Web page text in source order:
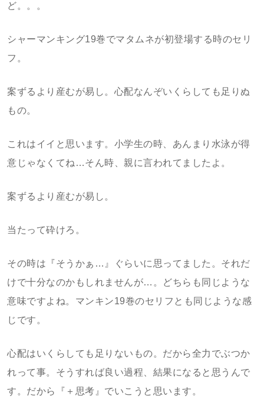
ど。。。
シャーマンキング19巻でマタムネが初登場する時のセリ
フ。
案ずるより産むが易し。心配なんぞいくらしても足りぬ
もの。
これはイイと思います。小学生の時、あんまり水泳が得
意じゃなくてね…そん時、親に言われてましたよ。
案ずるより産むが易し。
当たって砕けろ。
その時は『そうかぁ…』ぐらいに思ってました。それだ
けで十分なのかもしれませんが…。どちらも同じような
意味ですよね。マンキン19巻のセリフとも同じような感
じです。
心配はいくらしても足りないもの。だから全力でぶつか
れって事。そうすれば良い過程、結果になると思うんで
す。だから『＋思考』でいこうと思います。